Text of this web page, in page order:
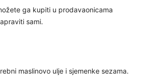
ga kupiti u prodavaonicama
sami.
maslinovo ulje i sjemenke sezama.